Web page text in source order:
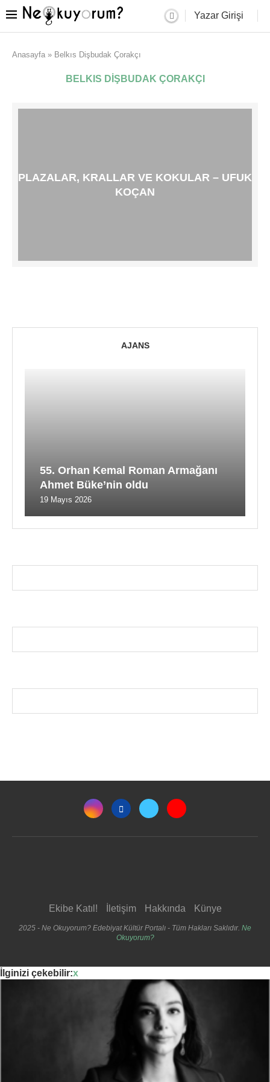
Yazar Girişi
Anasayfa » Belkıs Dişbudak Çorakçı
BELKIS DIŞBUDAK ÇORAKÇI
PLAZALAR, KRALLAR VE KOKULAR – UFUK
KOÇAN
AJANS
55. Orhan Kemal Roman Armağanı
Ahmet Büke’nin oldu
19 Mayıs 2026
Ekibe Katıl! İletişim Hakkında Künye
2025 - Ne Okuyorum? Edebiyat Kültür Portalı - Tüm Hakları Saklıdır. Ne
Okuyorum?
İlginizi çekebilir:x